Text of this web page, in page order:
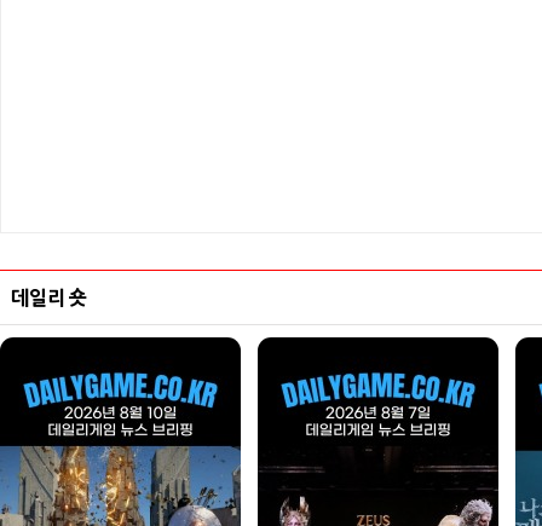
데일리 숏